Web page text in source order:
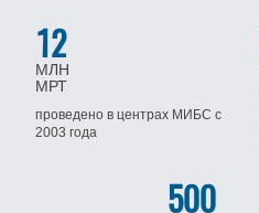
12
МЛН
МРТ
проведено в центрах МИБСс
2003 года
500